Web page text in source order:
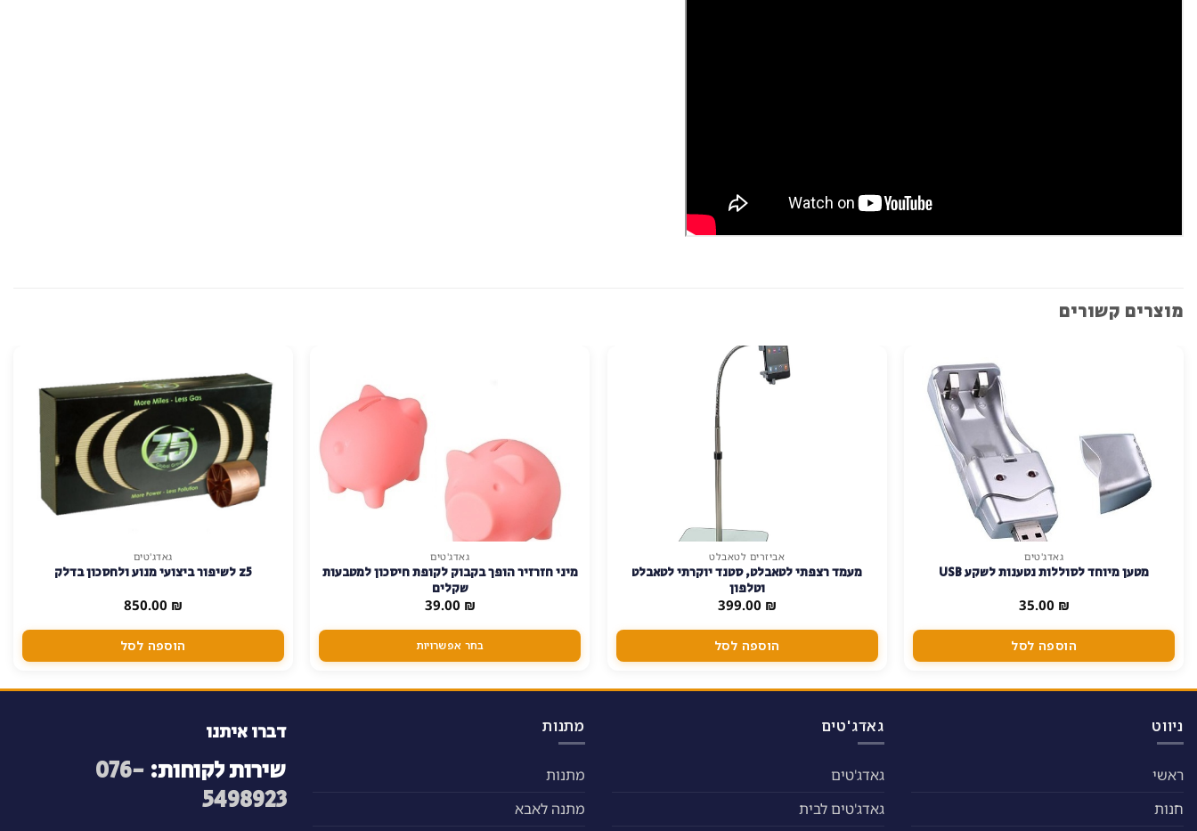
מוצרים קשורים
גאדג'טים
מטען מיוחד לסוללות נטענות לשקע USB
35.00 ₪
הוספה לסל
אביזרים לטאבלט
מעמד רצפתי לטאבלט, סטנד יוקרתי לטאבלט
וטלפון
399.00 ₪
הוספה לסל
גאדג'טים
מיני חזרזיר הופך בקבוק לקופת חיסכון למטבעות
שקלים
39.00 ₪
בחר אפשרויות
זה
ניתן
האפשרויות
בעמוד
גאדג'טים
z5 לשיפור ביצועי מנוע ולחסכון בדלק
850.00 ₪
הוספה לסל
ניווט
ראשי
חנות
גאדג'טים
גאדג'טים
גאדג'טים לבית
מתנות
מתנות
מתנה לאבא
דברו איתנו
שירות לקוחות: 076-
5498923